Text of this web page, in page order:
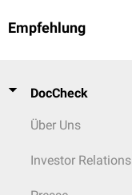
Empfehlung
DocCheck
Über Uns
Investor Relations